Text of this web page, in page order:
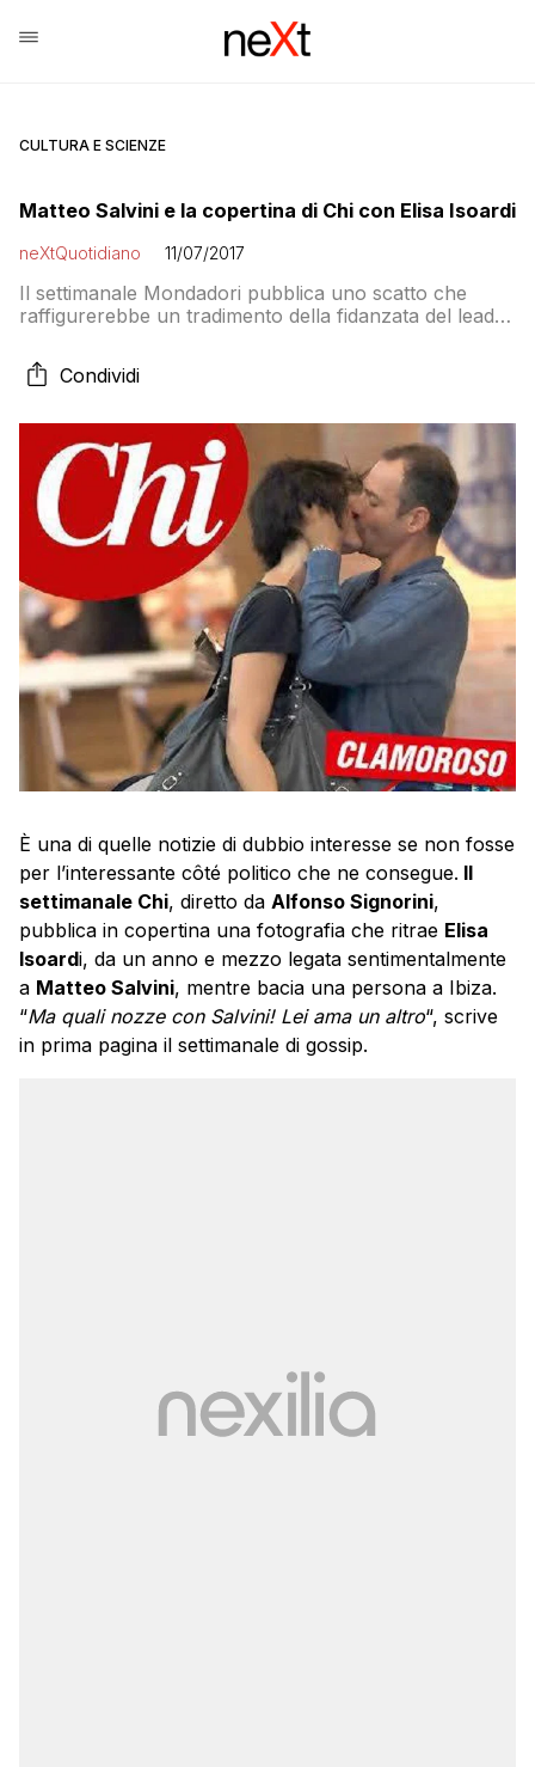
CULTURA E SCIENZE
Matteo Salvini e la copertina di Chi con Elisa Isoardi
neXtQuotidiano 11/07/2017
Il settimanale Mondadori pubblica uno scatto che
raffigurerebbe un tradimento della fidanzata del leader
Proprio mentre si gioca la battaglia per la leadership
del centrodestra. Coincidenze?
Condividi
È una di quelle notizie di dubbio interesse se non fosse
per l’interessante côté politico che ne consegue. Il
settimanale Chi, diretto da Alfonso Signorini,
pubblica in copertina una fotografia che ritrae Elisa
Isoardi, da un anno e mezzo legata sentimentalmente
a Matteo Salvini, mentre bacia una persona a Ibiza.
“Ma quali nozze con Salvini! Lei ama un altro“, scrive
in prima pagina il settimanale di gossip.